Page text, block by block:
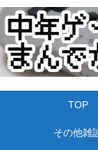
TOP
その他雑